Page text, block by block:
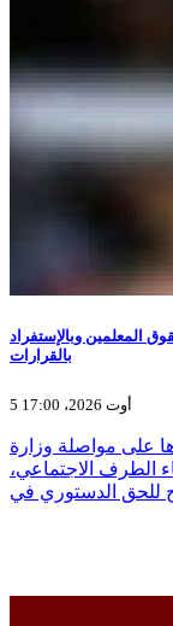
المعلمين وبالإستفراد
بالقرارات
5 أوت 2026، 17:00
على مواصلة وزارة
الطرف الاجتماعي،